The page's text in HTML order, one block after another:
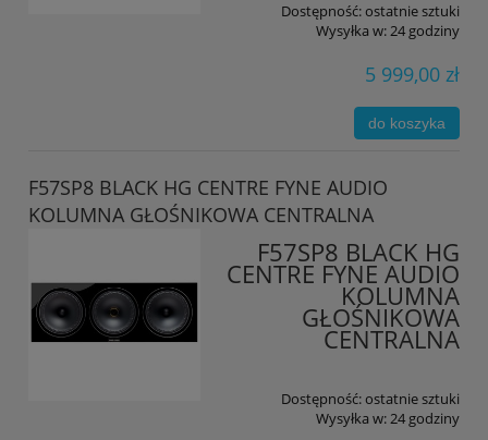
Dostępność:ostatnie sztuki
Wysyłka w:24 godziny
5 999,00 zł
do koszyka
F57SP8 BLACK HG CENTRE FYNE AUDIO
KOLUMNA GŁOŚNIKOWA CENTRALNA
F57SP8 BLACK HG
CENTRE FYNE AUDIO
KOLUMNA
GŁOŚNIKOWA
CENTRALNA
Dostępność:ostatnie sztuki
Wysyłka w:24 godziny